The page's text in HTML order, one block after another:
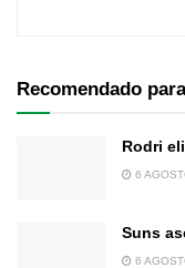
Recomendado
Rodri
6
Suns
6